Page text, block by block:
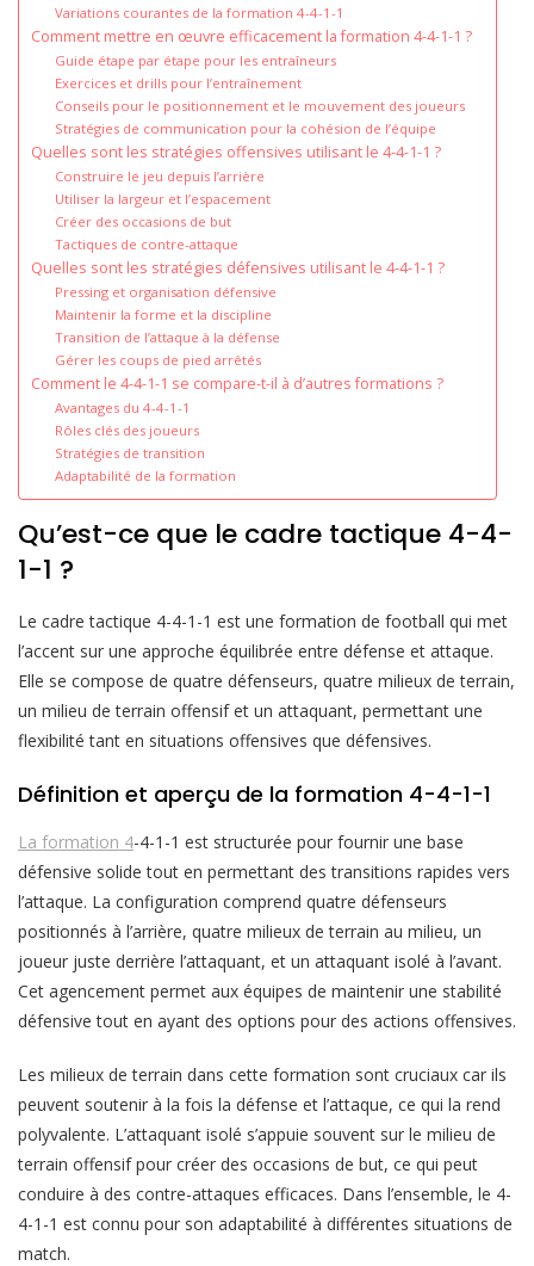
Variations courantes de la formation 4-4-1-1
Comment mettre en œuvre efficacement la formation 4-4-1-1 ?
Guide étape par étape pour les entraîneurs
Exercices et drills pour l’entraînement
Conseils pour le positionnement et le mouvement des joueurs
Stratégies de communication pour la cohésion de l’équipe
Quelles sont les stratégies offensives utilisant le 4-4-1-1 ?
Construire le jeu depuis l’arrière
Utiliser la largeur et l’espacement
Créer des occasions de but
Tactiques de contre-attaque
Quelles sont les stratégies défensives utilisant le 4-4-1-1 ?
Pressing et organisation défensive
Maintenir la forme et la discipline
Transition de l’attaque à la défense
Gérer les coups de pied arrêtés
Comment le 4-4-1-1 se compare-t-il à d’autres formations ?
Avantages du 4-4-1-1
Rôles clés des joueurs
Stratégies de transition
Adaptabilité de la formation
Qu’est-ce que le cadre tactique 4-4-
1-1 ?
Le cadre tactique 4-4-1-1 est une formation de football qui met
l’accent sur une approche équilibrée entre défense et attaque.
Elle se compose de quatre défenseurs, quatre milieux de terrain,
un milieu de terrain offensif et un attaquant, permettant une
flexibilité tant en situations offensives que défensives.
Définition et aperçu de la formation 4-4-1-1
La formation 4-4-1-1 est structurée pour fournir une base
défensive solide tout en permettant des transitions rapides vers
l’attaque. La configuration comprend quatre défenseurs
positionnés à l’arrière, quatre milieux de terrain au milieu, un
joueur juste derrière l’attaquant, et un attaquant isolé à l’avant.
Cet agencement permet aux équipes de maintenir une stabilité
défensive tout en ayant des options pour des actions offensives.
Les milieux de terrain dans cette formation sont cruciaux car ils
peuvent soutenir à la fois la défense et l’attaque, ce qui la rend
polyvalente. L’attaquant isolé s’appuie souvent sur le milieu de
terrain offensif pour créer des occasions de but, ce qui peut
conduire à des contre-attaques efficaces. Dans l’ensemble, le 4-
4-1-1 est connu pour son adaptabilité à différentes situations de
match.